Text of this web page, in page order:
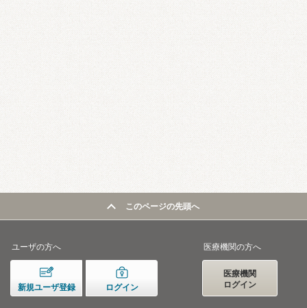
このページの先頭へ
ユーザの方へ
新規ユーザ登録 ログイン
医療機関の方へ
医療機関
ログイン